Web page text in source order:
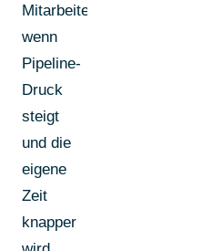
Mitarbeitende,
wenn
Pipeline-
Druck
steigt
und die
eigene
Zeit
knapper